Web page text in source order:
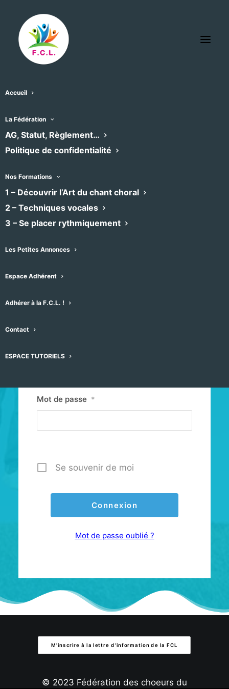
Accueil
La Fédération
AG, Statut, Règlement…
Politique de confidentialité
Nos Formations
1 – Découvrir l’Art du chant choral
2 – Techniques vocales
3 – Se placer rythmiquement
Les Petites Annonces
Espace Adhérent
Adhérer à la F.C.L. !
Contact
ESPACE TUTORIELS
Mot de passe *
Se souvenir de moi
Mot de passe oublié ?
M'inscrire à la lettre d'information de la FCL
© 2023 Fédération des choeurs du